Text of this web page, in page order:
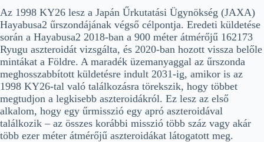
Az 1998 KY26 lesz a Japán Űrkutatási Ügynökség (JAXA)
Hayabusa2 űrszondájának végső célpontja. Eredeti küldetése
során a Hayabusa2 2018-ban a 900 méter átmérőjű 162173
Ryugu aszteroidát vizsgálta, és 2020-ban hozott vissza belőle
mintákat a Földre. A maradék üzemanyaggal az űrszonda
meghosszabbított küldetésre indult 2031-ig, amikor is az
1998 KY26-tal való találkozásra törekszik, hogy többet
megtudjon a legkisebb aszteroidákról. Ez lesz az első
alkalom, hogy egy űrmisszió egy apró aszteroidával
találkozik – az összes korábbi misszió több száz vagy akár
több ezer méter átmérőjű aszteroidákat látogatott meg.